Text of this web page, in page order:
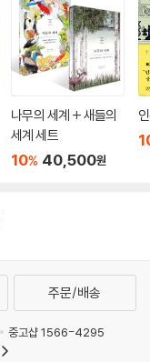
나무의 세계 + 새들의
세계 세트
10% 40,500원
주문/배송
중고샵 1566-4295